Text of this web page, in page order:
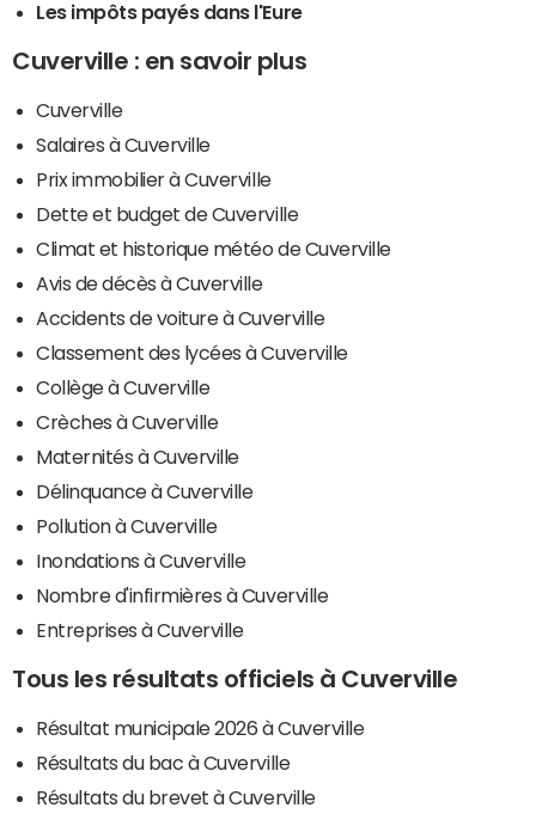
Les impôts payés dans l'Eure
Cuverville : en savoir plus
Cuverville
Salaires à Cuverville
Prix immobilier à Cuverville
Dette et budget de Cuverville
Climat et historique météo de Cuverville
Avis de décès à Cuverville
Accidents de voiture à Cuverville
Classement des lycées à Cuverville
Collège à Cuverville
Crèches à Cuverville
Maternités à Cuverville
Délinquance à Cuverville
Pollution à Cuverville
Inondations à Cuverville
Nombre d'infirmières à Cuverville
Entreprises à Cuverville
Tous les résultats officiels à Cuverville
Résultat municipale 2026 à Cuverville
Résultats du bac à Cuverville
Résultats du brevet à Cuverville